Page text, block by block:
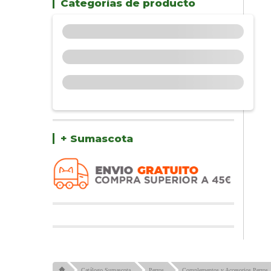
Categorías de producto
+ Sumascota